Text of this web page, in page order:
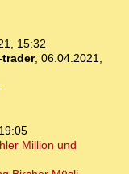
15:32
, 06.04.2021,
Million und